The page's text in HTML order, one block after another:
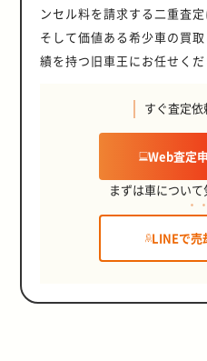
ンセル料を請求する二重査
そして価値ある希少車の買
績を持つ旧車王にお任せくだ
すぐ査定依
Web査定
まずは車につい
LINEで売